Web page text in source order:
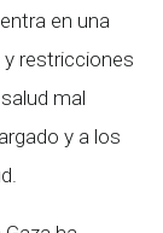
en una
restricciones
mal
y a los